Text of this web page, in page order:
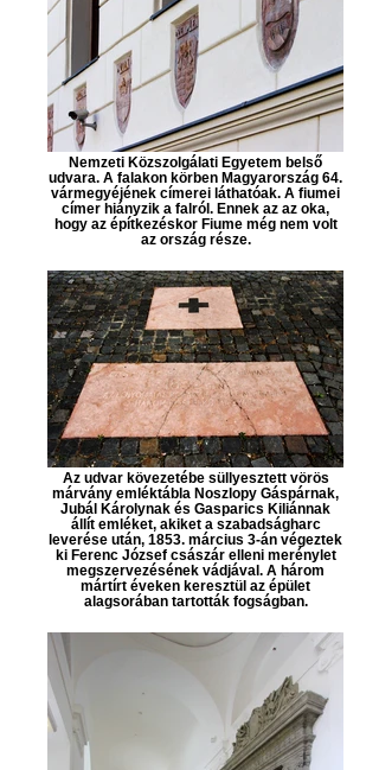
Nemzeti Közszolgálati Egyetem belső
udvara. A falakon körben Magyarország 64.
vármegyéjének címerei láthatóak. A fiumei
címer hiányzik a falról. Ennek az az oka,
hogy az építkezéskor Fiume még nem volt
az ország része.
Az udvar kövezetébe süllyesztett vörös
márvány emléktábla Noszlopy Gáspárnak,
Jubál Károlynak és Gasparics Kiliánnak
állít emléket, akiket a szabadságharc
leverése után, 1853. március 3-án végeztek
ki Ferenc József császár elleni merénylet
megszervezésének vádjával. A három
mártírt éveken keresztül az épület
alagsorában tartották fogságban.